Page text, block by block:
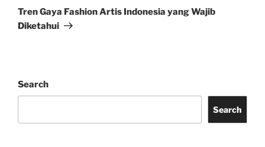
Post
Tren Gaya Fashion Artis Indonesia yang Wajib
Diketahui
Search
Search